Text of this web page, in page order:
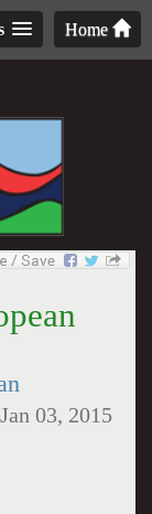
Home
Jan 03, 2015